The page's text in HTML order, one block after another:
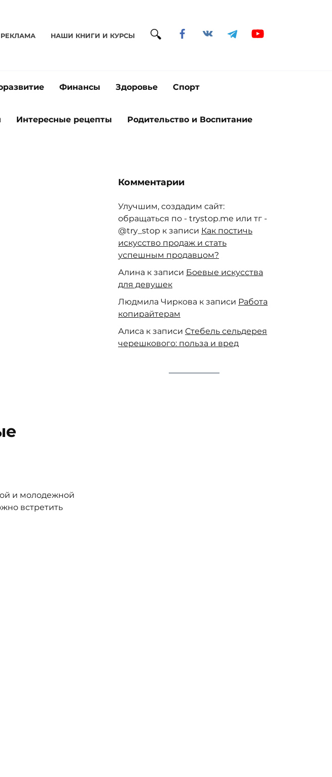
НАШИ КНИГИ И КУРСЫ
Финансы Здоровье Спорт
Интересные рецепты Родительство и Воспитание
и молодежной
встретить
Комментарии
Улучшим, создадим сайт:
обращаться по - trystop.me или тг -
@try_stop к записи Как постичь
искусство продаж и стать
успешным продавцом?
Алина к записи Боевые искусства
для девушек
Людмила Чиркова к записи Работа
копирайтерам
Алиса к записи Стебель сельдерея
черешкового: польза и вред